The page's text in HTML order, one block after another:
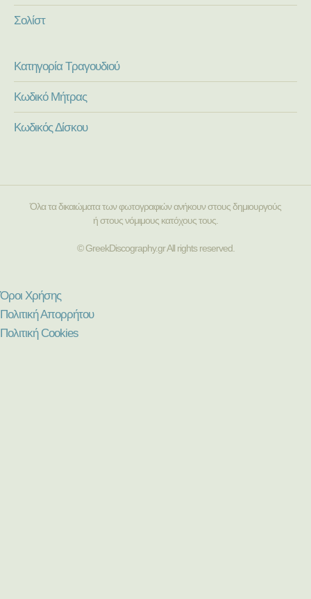
Σολίστ
Κατηγορία Τραγουδιού
Κωδικό Μήτρας
Κωδικός Δίσκου
Όλα τα δικαιώματα των φωτογραφιών ανήκουν στους δημιουργούς
ή στους νόμιμους κατόχους τους.
© GreekDiscography.gr All rights reserved.
Όροι Χρήσης
Πολιτική Απορρήτου
Πολιτική Cookies